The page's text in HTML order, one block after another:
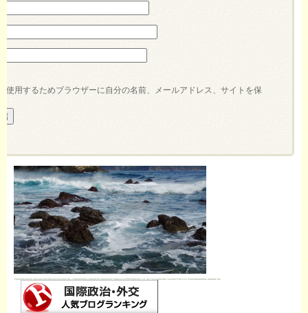
使用するためブラウザーに自分の名前、メールアドレス、サイトを保